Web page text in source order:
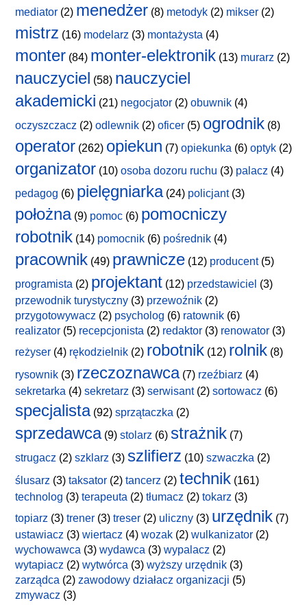
mediator (2) menedżer (8) metodyk (2) mikser (2)
mistrz (16) modelarz (3) montażysta (4)
monter (84) monter-elektronik (13) murarz (2)
nauczyciel (58) nauczyciel
akademicki (21) negocjator (2) obuwnik (4)
oczyszczacz (2) odlewnik (2) oficer (5) ogrodnik (8)
operator (262) opiekun (7) opiekunka (6) optyk (2)
organizator (10) osoba dozoru ruchu (3) palacz (4)
pedagog (6) pielęgniarka(24) policjant(3)
położna(9) pomoc (6) pomocniczy
robotnik (14) pomocnik (6) pośrednik (4)
pracownik (49) prawnicze (12) producent(5)
programista (2) projektant (12) przedstawiciel (3)
przewodnik turystyczny (3) przewoźnik (2)
przygotowywacz (2) psycholog (6) ratownik (6)
realizator (5) recepcjonista (2) redaktor (3) renowator (3)
reżyser (4) rękodzielnik (2) robotnik (12) rolnik (8)
rysownik (3) rzeczoznawca(7) rzeźbiarz (4)
sekretarka (4) sekretarz (3) serwisant(2) sortowacz (6)
specjalista(92) sprzątaczka (2)
sprzedawca(9) stolarz (6) strażnik (7)
strugacz (2) szklarz (3) szlifierz (10) szwaczka (2)
ślusarz (3) taksator (2) tancerz (2) technik (161)
technolog (3) terapeuta (2) tłumacz (2) tokarz (3)
topiarz (3) trener (3) treser (2) uliczny (3) urzędnik (7)
ustawiacz (3) wiertacz (4) wozak (2) wulkanizator (2)
wychowawca (3) wydawca (3) wypalacz (2)
wytapiacz (2) wytwórca (3) wyższy urzędnik (3)
zarządca (2) zawodowy działacz organizacji (5)
zmywacz (3)